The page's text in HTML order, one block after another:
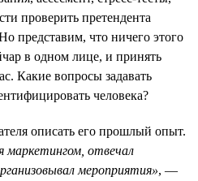
проверить претендента
представим, что ничего этого
в одном лице, и принять
Какие вопросы задавать
человека?
описать его прошлый опыт.
маркетингом, отвечал
мероприятия», —